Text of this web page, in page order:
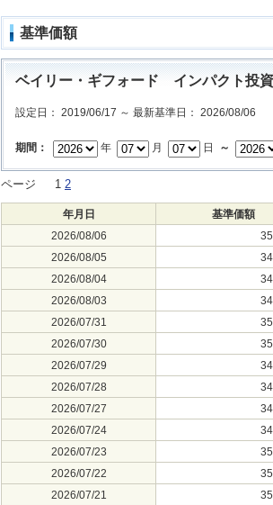
基準価額
ベイリー・ギフォード インパクト投
設定日： 2019/06/17 ～ 最新基準日： 2026/08/06
期間： 年 月 日 ～
ページ 1 2
年月日
基準価額
2026/08/06
2026/08/05
2026/08/04
2026/08/03
2026/07/31
2026/07/30
2026/07/29
2026/07/28
2026/07/27
2026/07/24
2026/07/23
2026/07/22
2026/07/21